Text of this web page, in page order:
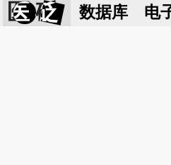
医 砭 数据库 电